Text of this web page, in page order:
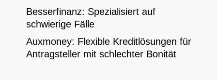
Besserfinanz: Spezialisiert auf
schwierige Fälle
Auxmoney: Flexible Kreditlösungen für
Antragsteller mit schlechter Bonität